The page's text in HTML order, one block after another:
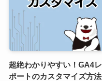
超絶わかりやすい！GA4レ
ポートのカスタマイズ方法